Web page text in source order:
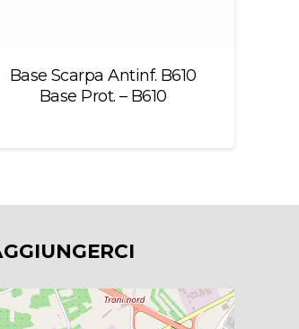
Base Scarpa Antinf. B610
Base Prot. – B610